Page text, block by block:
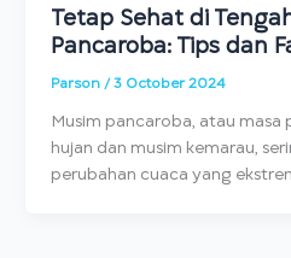
Tetap Sehat di
Pancaroba: Tips dan
Parson/3 October 2024
Musim pancaroba, atau masa
hujan dan musim kemarau,
perubahan cuaca yang